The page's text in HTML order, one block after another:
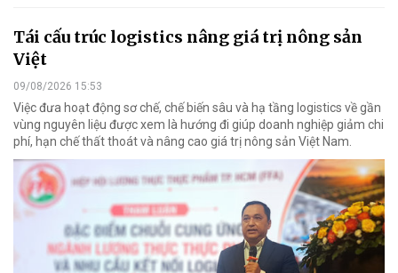
Tái cấu trúc logistics nâng giá trị nông sản
Việt
09/08/2026 15:53
Việc đưa hoạt động sơ chế, chế biến sâu và hạ tầng logistics về gần
vùng nguyên liệu được xem là hướng đi giúp doanh nghiệp giảm chi
phí, hạn chế thất thoát và nâng cao giá trị nông sản Việt Nam.